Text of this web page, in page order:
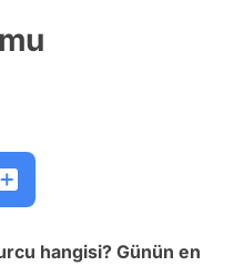
hangisi? Günün en